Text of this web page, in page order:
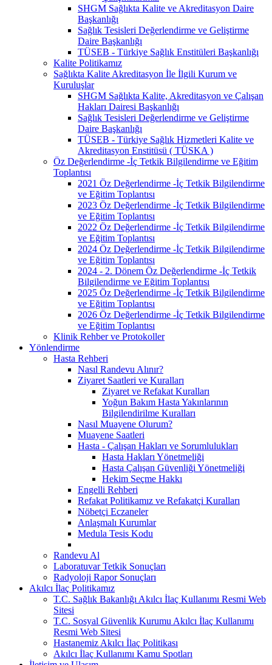
SHGM Sağlıkta Kalite ve Akreditasyon Daire
Başkanlığı
Sağlık Tesisleri Değerlendirme ve Geliştirme
Daire Başkanlığı
TÜSEB - Türkiye Sağlık Enstitüleri Başkanlığı
Kalite Politikamız
Sağlıkta Kalite Akreditasyon İle İlgili Kurum ve
Kuruluşlar
SHGM Sağlıkta Kalite, Akreditasyon ve Çalışan
Hakları Dairesi Başkanlığı
Sağlık Tesisleri Değerlendirme ve Geliştirme
Daire Başkanlığı
TÜSEB - Türkiye Sağlık Hizmetleri Kalite ve
Akreditasyon Enstitüsü ( TÜSKA )
Öz Değerlendirme -İç Tetkik Bilgilendirme ve Eğitim
Toplantısı
2021 Öz Değerlendirme -İç Tetkik Bilgilendirme
ve Eğitim Toplantısı
2023 Öz Değerlendirme -İç Tetkik Bilgilendirme
ve Eğitim Toplantısı
2022 Öz Değerlendirme -İç Tetkik Bilgilendirme
ve Eğitim Toplantısı
2024 Öz Değerlendirme -İç Tetkik Bilgilendirme
ve Eğitim Toplantısı
2024 - 2. Dönem Öz Değerlendirme -İç Tetkik
Bilgilendirme ve Eğitim Toplantısı
2025 Öz Değerlendirme -İç Tetkik Bilgilendirme
ve Eğitim Toplantısı
2026 Öz Değerlendirme -İç Tetkik Bilgilendirme
ve Eğitim Toplantısı
Klinik Rehber ve Protokoller
Yönlendirme
Hasta Rehberi
Nasıl Randevu Alınır?
Ziyaret Saatleri ve Kuralları
Ziyaret ve Refakat Kuralları
Yoğun Bakım Hasta Yakınlarının
Bilgilendirilme Kuralları
Nasıl Muayene Olurum?
Muayene Saatleri
Hasta - Çalışan Hakları ve Sorumlulukları
Hasta Hakları Yönetmeliği
Hasta Çalışan Güvenliği Yönetmeliği
Hekim Seçme Hakkı
Engelli Rehberi
Refakat Politikamız ve Refakatçi Kuralları
Nöbetçi Eczaneler
Anlaşmalı Kurumlar
Medula Tesis Kodu
Randevu Al
Laboratuvar Tetkik Sonuçları
Radyoloji Rapor Sonuçları
Akılcı İlaç Politikamız
T.C. Sağlık Bakanlığı Akılcı İlaç Kullanımı Resmi Web
Sitesi
T.C. Sosyal Güvenlik Kurumu Akılcı İlaç Kullanımı
Resmi Web Sitesi
Hastanemiz Akılcı İlaç Politikası
Akılcı İlaç Kullanımı Kamu Spotları